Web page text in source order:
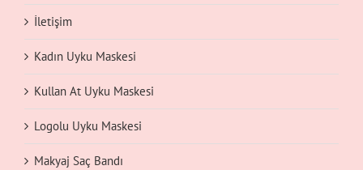
İletişim
Kadın Uyku Maskesi
Kullan At Uyku Maskesi
Logolu Uyku Maskesi
Makyaj Saç Bandı